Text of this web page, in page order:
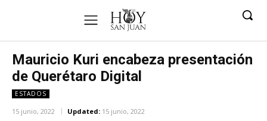
Mauricio Kuri encabeza presentación
de Querétaro Digital
ESTADOS
15 junio, 2022 Updated: 15 junio, 2022